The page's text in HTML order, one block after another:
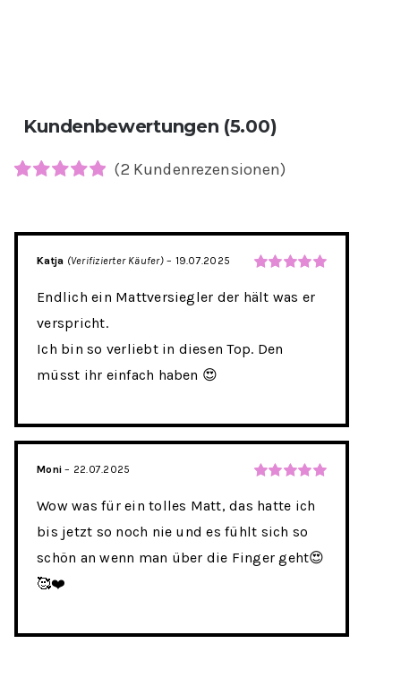
Kundenbewertungen (5.00)
5, basierend
Kundenbewertungen
(2 Kundenrezensionen)
mit 5von 5
Katja (Verifizierter Käufer) – 19.07.2025
Endlich ein Mattversiegler der hält was er
verspricht.
Ich bin so verliebt in diesen Top. Den
müsst ihr einfach haben 😍
mit5von 5
Moni– 22.07.2025
Wow was für ein tolles Matt, das hatte ich
bis jetzt so noch nie und es fühlt sich so
schön an wenn man über die Finger geht😍
🥰❤️